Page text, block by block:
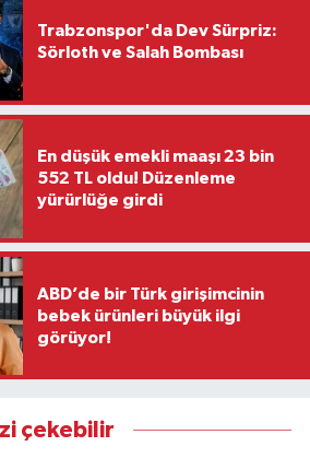
Trabzonspor'da Dev Sürpriz:
Sörloth ve Salah Bombası
En düşük emekli maaşı 23 bin
552 TL oldu! Düzenleme
yürürlüğe girdi
ABD’de bir Türk girişimcinin
bebek ürünleri büyük ilgi
görüyor!
çekebilir